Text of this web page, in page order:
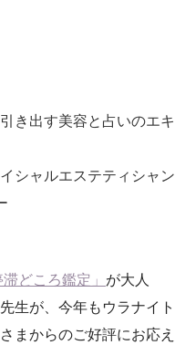
き出す美容と占いのエキ
シャルエステティシャン
どころ鑑定​​」 が大人
生が、今年もウラナイト
まからのご好評にお応え